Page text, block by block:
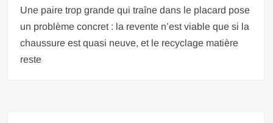
Une paire trop grande qui traîne dans le placard pose
un problème concret : la revente n’est viable que si la
chaussure est quasi neuve, et le recyclage matière
reste